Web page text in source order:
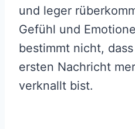
und leger
Gefühl und
bestimmt nicht,
ersten Nachricht
verknallt bist.